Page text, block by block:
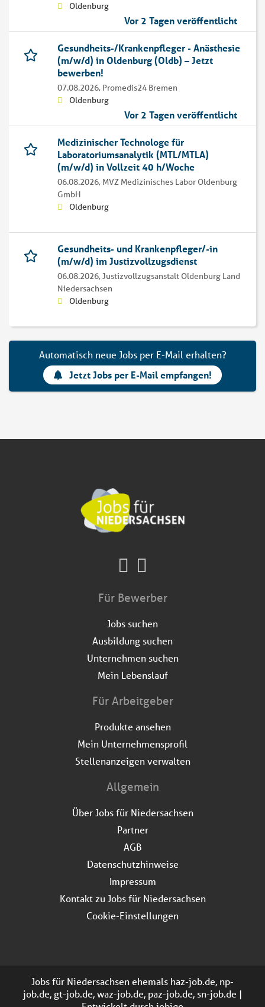
Oldenburg
Vor 2 Tagen veröffentlicht
Gesundheits-/Krankenpfleger - Anästhesie
(m/w/d) in Oldenburg (Oldb) – Jetzt
bewerben!
07.08.2026, Promedis24 Bremen
Oldenburg
Vor 2 Tagen veröffentlicht
Medizinischer Technologe für
Laboratoriumsanalytik (MTL/MTLA)
(m/w/d) in Vollzeit 40 h/Woche
06.08.2026, MVZ Medizinisches Labor Oldenburg
GmbH
Oldenburg
Gesundheits- und Krankenpfleger/-in
(m/w/d) im Justizvollzugsdienst
06.08.2026,Justizvollzugsanstalt Oldenburg Land
Niedersachsen
Oldenburg
Automatisch neue Jobs per E-Mail erhalten?
Jetzt Jobs per E-Mail empfangen!
Für Bewerber
Jobs suchen
Ausbildung suchen
Unternehmen suchen
Mein Lebenslauf
Für Arbeitgeber
Produkte ansehen
Mein Unternehmensprofil
Stellenanzeigen verwalten
Allgemein
Über Jobs für Niedersachsen
Partner
AGB
Datenschutzhinweise
Impressum
Kontakt zu Jobs für Niedersachsen
Cookie-Einstellungen
Jobs für Niedersachsen ehemals haz-job.de, np-
job.de, gt-job.de, waz-job.de, paz-job.de, sn-job.de |